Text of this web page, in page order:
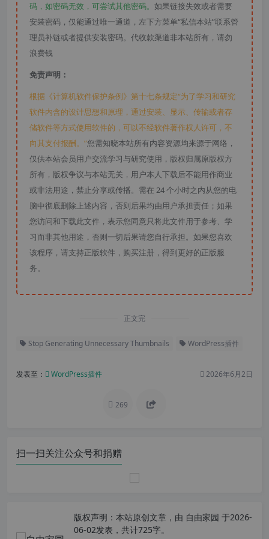
码，如密码无效，可尝试其他密码。 如果链接失效或者需要
安装密码，仅能通过唯一通道，左下方菜单“私信本站”联系管
理员补链或者提供安装密码。代收款渠道非本站所有，请勿
浪费钱
免责声明：
根据《计算机软件保护条例》第十七条规定“为了学习和研究
软件内含的设计思想和原理，通过安装、显示、传输或者存
储软件等方式使用软件的，可以不经软件著作权人许可，不
向其支付报酬。”您需知晓本站所有内容资源均来源于网络，
仅供本站会员用户交流学习与研究使用，版权归属原版权方
所有，版权争议与本站无关，用户本人下载后不能用作商业
或非法用途，禁止分享或传播。需在 24 个小时之内从您的电
脑中彻底删除上述内容，否则后果均由用户承担责任；如果
您访问和下载此文件，表示您同意只将此文件用于参考、学
习而非其他用途，否则一切后果请您自行承担。如果您喜欢
该程序，请支持正版软件，购买注册，得到更好的正版服
务。
正文完
Stop Generating Unnecessary Thumbnails WordPress插件
发表至： WordPress插件 2026年6月2日
269
扫一扫关注公众号和捐赠
版权声明： 本站原创文章，由 自由家园 于2026-
06-02发表，共计725字。